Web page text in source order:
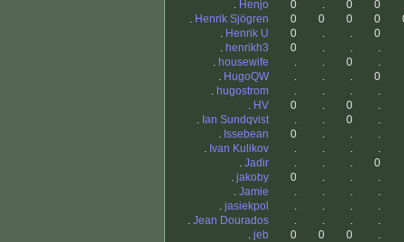
. Henjo 0 . 0
0
. Henrik Sjögren 0 0 0 0
. Henrik U 0 . .
0
. henrikh3 0 . .
.
. housewife . . 0
.
. HugoQW . . .
0
. hugostrom . . .
.
. HV 0 . 0
.
. Ian Sundqvist . . 0
.
. Issebean 0 . .
.
. Ivan Kulikov . . .
.
. Jadir . . .
0
. jakoby 0 . .
.
. Jamie . . .
.
. jasiekpol . . .
.
. Jean Dourados . . .
.
. jeb 0 0 0
.